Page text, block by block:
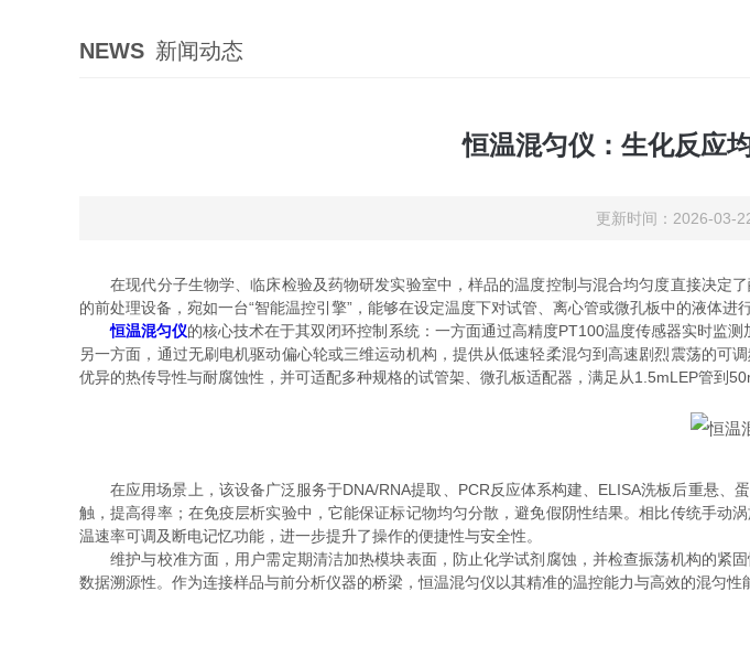
NEWS 新闻动态
恒温混匀仪：生化反应
更新时间：2026-
在现代分子生物学、临床检验及药物研发实验室中，样品的温度控制与混合均匀度直接决定
的前处理设备，宛如一台“智能温控引擎”，能够在设定温度下对试管、离心管或微孔板中的液体
恒温混匀仪的核心技术在于其双闭环控制系统：一方面通过高精度PT100温度传感器实时监
另一方面，通过无刷电机驱动偏心轮或三维运动机构，提供从低速轻柔混匀到高速剧烈震荡的
优异的热传导性与耐腐蚀性，并可适配多种规格的试管架、微孔板适配器，满足从1.5mLEP管到
在应用场景上，该设备广泛服务于DNA/RNA提取、PCR反应体系构建、ELISA洗板后重悬、
触，提高得率；在免疫层析实验中，它能保证标记物均匀分散，避免假阴性结果。相比传统手
温速率可调及断电记忆功能，进一步提升了操作的便捷性与安全性。
维护与校准方面，用户需定期清洁加热模块表面，防止化学试剂腐蚀，并检查振荡机构的紧
数据溯源性。作为连接样品与前分析仪器的桥梁，恒温混匀仪以其精准的温控能力与高效的混匀